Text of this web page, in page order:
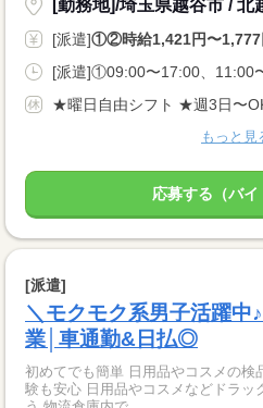
[勤務地]/埼玉県越谷市 / 北
[派遣]①②時給1,421円〜1,777
もっと見
応募する（バイ
[派遣]
＼モクモク系男子活躍中
業│車通勤&日払◎
初めてでも簡単 日用品やコスメの検
験も安心 日用品やコスメなどドラッ